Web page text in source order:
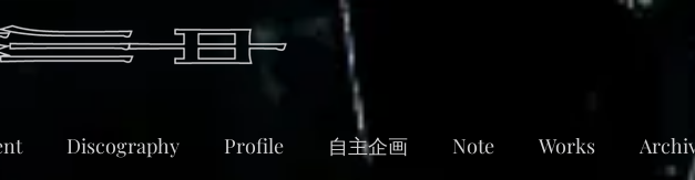
Discography Profile 自主企画 Note Works